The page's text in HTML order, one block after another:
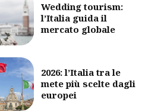
Wedding tourism:
l’Italia guida il
mercato globale
2026: l’Italia tra le
mete più scelte dagli
europei